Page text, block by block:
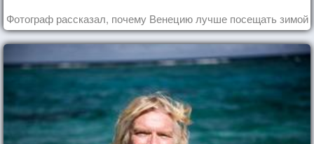
Фотограф рассказал, почему Венецию лучше посещать зимой